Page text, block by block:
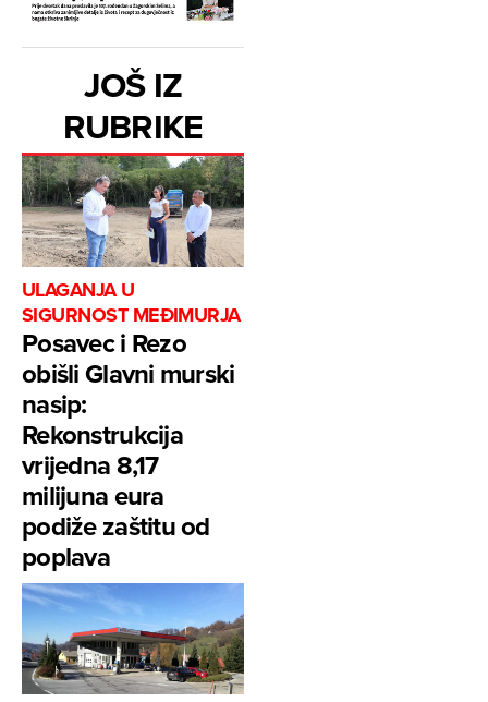
JOŠ IZ
RUBRIKE
ULAGANJA U
SIGURNOST MEĐIMURJA
Posavec i Rezo
obišli Glavni murski
nasip:
Rekonstrukcija
vrijedna 8,17
milijuna eura
podiže zaštitu od
poplava